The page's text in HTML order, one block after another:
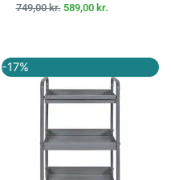
749,00kr. 589,00 kr.
-17%
oprindelige
pris
var:
1.199,95 kr..
aktuelle